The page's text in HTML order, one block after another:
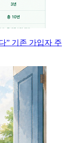
” 기존 가입자 주